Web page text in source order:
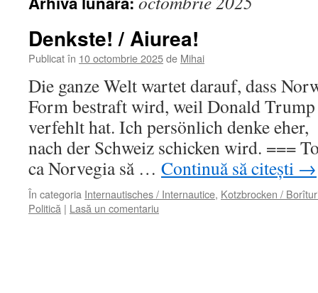
Denkste! / Aiurea!
Publicat în 10 octombrie 2025de Mihai
Die ganze Welt wartet darauf, dass
Form bestraft wird, weil Donald
verfehlt hat. Ich persönlich denke
nach der Schweiz schicken wird. ===
ca Norvegia să … Continuă să citești →
În categoria Internautisches / Internautice, Kotzbrocken /
Politică | Lasă un comentariu